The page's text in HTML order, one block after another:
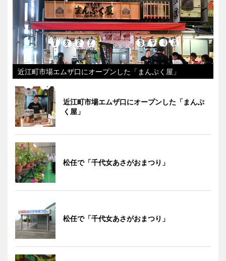
近江町市場エムザ口にオープンした「まんぷく屋」
近江町市場エムザ口にオープンした「まんぷ
く屋」
松任で「千代女あさがおまつり」
松任で「千代女あさがおまつり」